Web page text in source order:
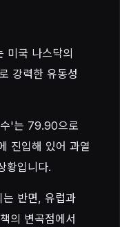
미국 나스닥의
강력한 유동성
'는 79.90으로
진입해 있어 과열
황입니다.
는 반면, 유럽과
의 변곡점에서